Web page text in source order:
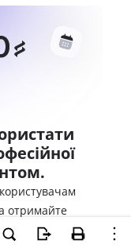
отримайте
прямо зараз.